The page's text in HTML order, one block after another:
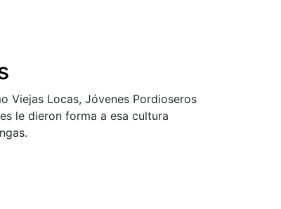
Viejas Locas, Jóvenes Pordioseros
le dieron forma a esa cultura